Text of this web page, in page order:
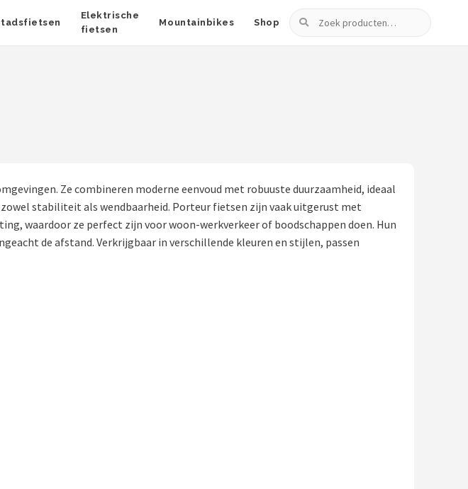
Elektrische
fietsen
Mountainbikes Shop
Zoeken
Ze combineren moderne eenvoud met robuuste duurzaamheid, ideaal
stabiliteit als wendbaarheid. Porteur fietsen zijn vaak uitgerust met
waardoor ze perfect zijn voor woon-werkverkeer of boodschappen doen. Hun
de afstand. Verkrijgbaar in verschillende kleuren en stijlen, passen